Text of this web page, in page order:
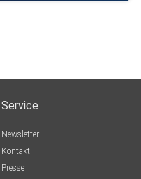
Service
Newsletter
Kontakt
Presse